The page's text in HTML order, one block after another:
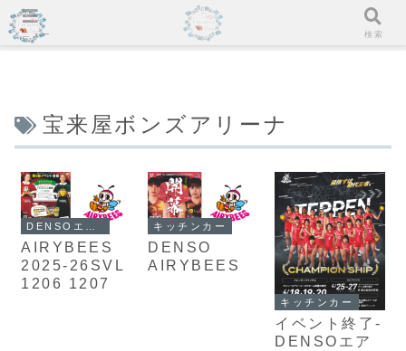
宝来屋ボンズアリーナ
AIRYBEES
2025-26SVL
1206 1207
キッチンカー
DENSO
AIRYBEES
キッチンカー
イベント終了-
DENSOエア
メニュー 検索